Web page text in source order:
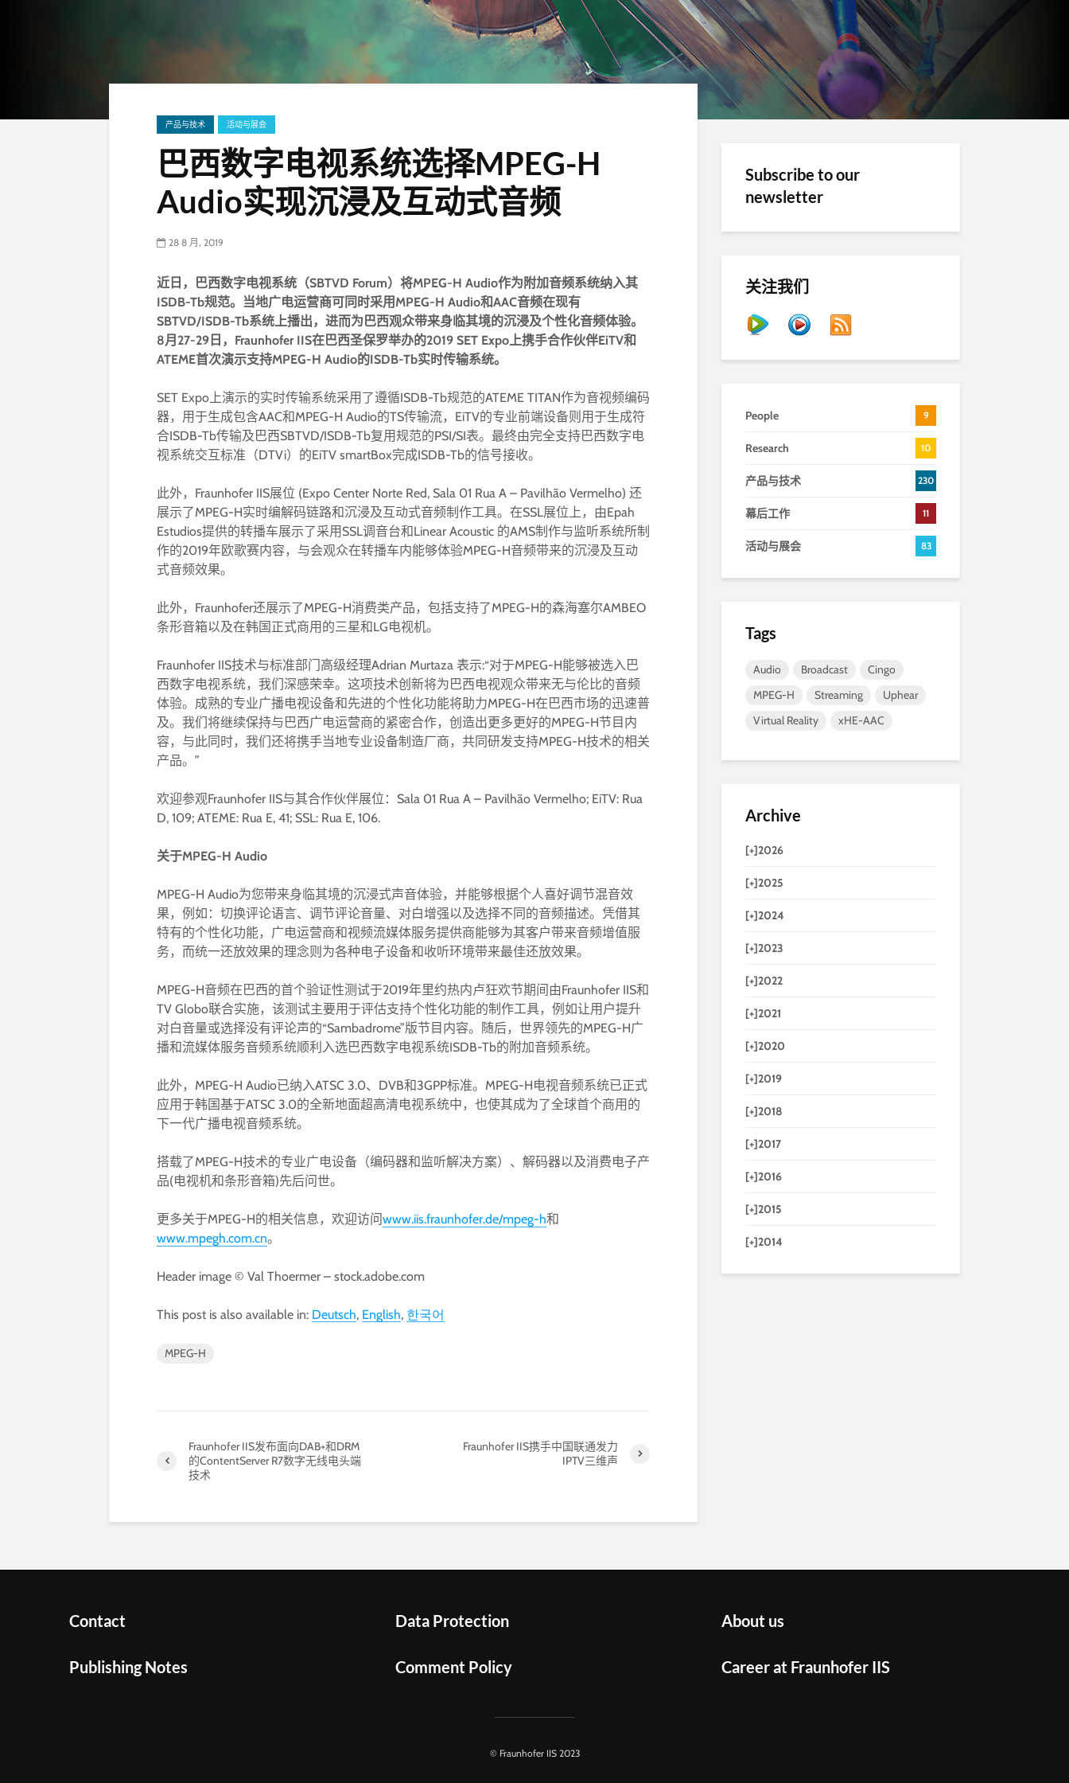
产品与技术 活动与展会
巴西数字电视系统选择MPEG-H
Audio实现沉浸及互动式音频
28 8 月, 2019
近日，巴西数字电视系统（SBTVD Forum）将MPEG-H Audio作为附加音频系统纳入其
ISDB-Tb规范。当地广电运营商可同时采用MPEG-H Audio和AAC音频在现有
SBTVD/ISDB-Tb系统上播出，进而为巴西观众带来身临其境的沉浸及个性化音频体验。
8月27-29日，Fraunhofer IIS在巴西圣保罗举办的2019 SET Expo上携手合作伙伴EiTV和
ATEME首次演示支持MPEG-H Audio的ISDB-Tb实时传输系统。
SET Expo上演示的实时传输系统采用了遵循ISDB-Tb规范的ATEME TITAN作为音视频编码
器，用于生成包含AAC和MPEG-H Audio的TS传输流，EiTV的专业前端设备则用于生成符
合ISDB-Tb传输及巴西SBTVD/ISDB-Tb复用规范的PSI/SI表。最终由完全支持巴西数字电
视系统交互标准（DTVi）的EiTV smartBox完成ISDB-Tb的信号接收。
此外，Fraunhofer IIS展位 (Expo Center Norte Red, Sala 01 Rua A – Pavilhão Vermelho) 还
展示了MPEG-H实时编解码链路和沉浸及互动式音频制作工具。在SSL展位上，由Epah
Estudios提供的转播车展示了采用SSL调音台和Linear Acoustic 的AMS制作与监听系统所制
作的2019年欧歌赛内容，与会观众在转播车内能够体验MPEG-H音频带来的沉浸及互动
式音频效果。
此外，Fraunhofer还展示了MPEG-H消费类产品，包括支持了MPEG-H的森海塞尔AMBEO
条形音箱以及在韩国正式商用的三星和LG电视机。
Fraunhofer IIS技术与标准部门高级经理Adrian Murtaza 表示:“对于MPEG-H能够被选入巴
西数字电视系统，我们深感荣幸。这项技术创新将为巴西电视观众带来无与伦比的音频
体验。成熟的专业广播电视设备和先进的个性化功能将助力MPEG-H在巴西市场的迅速普
及。我们将继续保持与巴西广电运营商的紧密合作，创造出更多更好的MPEG-H节目内
容，与此同时，我们还将携手当地专业设备制造厂商，共同研发支持MPEG-H技术的相关
产品。”
欢迎参观Fraunhofer IIS与其合作伙伴展位：Sala 01 Rua A – Pavilhão Vermelho; EiTV: Rua
D, 109; ATEME: Rua E, 41; SSL: Rua E, 106.
关于MPEG-H Audio
MPEG-H Audio为您带来身临其境的沉浸式声音体验，并能够根据个人喜好调节混音效
果，例如：切换评论语言、调节评论音量、对白增强以及选择不同的音频描述。凭借其
特有的个性化功能，广电运营商和视频流媒体服务提供商能够为其客户带来音频增值服
务，而统一还放效果的理念则为各种电子设备和收听环境带来最佳还放效果。
MPEG-H音频在巴西的首个验证性测试于2019年里约热内卢狂欢节期间由Fraunhofer IIS和
TV Globo联合实施，该测试主要用于评估支持个性化功能的制作工具，例如让用户提升
对白音量或选择没有评论声的“Sambadrome”版节目内容。随后，世界领先的MPEG-H广
播和流媒体服务音频系统顺利入选巴西数字电视系统ISDB-Tb的附加音频系统。
此外，MPEG-H Audio已纳入ATSC 3.0、DVB和3GPP标准。MPEG-H电视音频系统已正式
应用于韩国基于ATSC 3.0的全新地面超高清电视系统中，也使其成为了全球首个商用的
下一代广播电视音频系统。
搭载了MPEG-H技术的专业广电设备（编码器和监听解决方案）、解码器以及消费电子产
品(电视机和条形音箱)先后问世。
更多关于MPEG-H的相关信息，欢迎访问www.iis.fraunhofer.de/mpeg-h和
www.mpegh.com.cn。
Header image © Val Thoermer – stock.adobe.com
This post is also available in: Deutsch English 한국어
MPEG-H
Fraunhofer IIS发布面向DAB+和DRM
的ContentServer R7数字无线电头端
技术
Fraunhofer IIS携手中国联通发力
IPTV三维声
Subscribe to our
newsletter
关注我们
People 9
Research 10
产品与技术 230
幕后工作 11
活动与展会 83
Tags
Audio Broadcast
Cingo
MPEG-H
Streaming
Uphear
Virtual Reality
xHE-AAC
Archive
[+]2026
[+]2025
[+]2024
[+]2023
[+]2022
[+]2021
[+]2020
[+]2019
[+]2018
[+]2017
[+]2016
[+]2015
[+]2014
Contact
Publishing Notes
Data Protection
Comment Policy
About us
Career at Fraunhofer IIS
© Fraunhofer IIS 2023